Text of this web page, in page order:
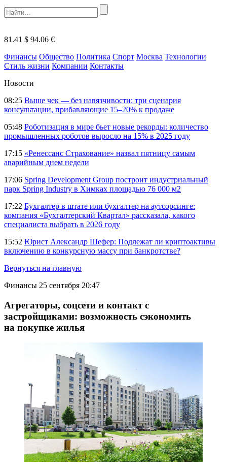
81.41 $ 94.06 €
Финансы Общество Политика Спорт Москва Технологии
Стиль жизни Компании Контакты
Новости
08:25 Выше чек — без навязчивости: три сценария
консультации, прибавляющие 15–20% к продаже
05:48 Роботизация в мире бьет новые рекорды: количество
промышленных роботов выросло на 15% в 2025 году
17:15 «Ренессанс Страхование» назвал пятницу самым
аварийным днем недели
17:06 Spring Development Group построит индустриальный
парк Spring Industry в Химках площадью 76 000 м2
17:22 Бухгалтер в штате или бухгалтер на аутсорсинге:
компания «Бухгалтерский Квартал» рассказала, какого
специалиста выбрать в 2026 году
15:52 Юрист Александр Шефер: Подлежат ли криптоактивы
включению в конкурсную массу при банкротстве?
Вернуться на главную
Финансы 25 сентября 20:47
Агрегаторы, соцсети и контакт с
застройщиками: возможность сэкономить
на покупке жилья